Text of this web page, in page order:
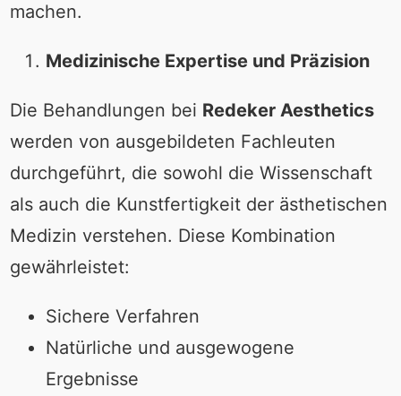
machen.
Medizinische Expertise und Präzision
Die Behandlungen bei Redeker Aesthetics
werden von ausgebildeten Fachleuten
durchgeführt, die sowohl die Wissenschaft
als auch die Kunstfertigkeit der ästhetischen
Medizin verstehen. Diese Kombination
gewährleistet:
Sichere Verfahren
Natürliche und ausgewogene
Ergebnisse